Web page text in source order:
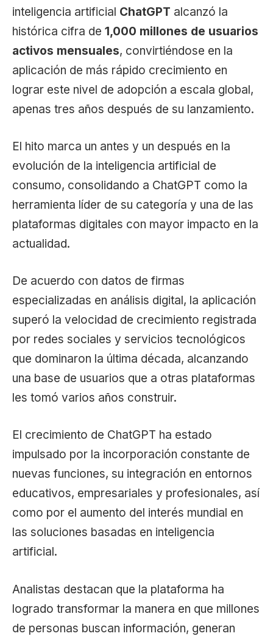
inteligencia artificial ChatGPT alcanzó la
histórica cifra de 1,000 millones de usuarios
activos mensuales, convirtiéndose en la
aplicación de más rápido crecimiento en
lograr este nivel de adopción a escala global,
apenas tres años después de su lanzamiento.
El hito marca un antes y un después en la
evolución de la inteligencia artificial de
consumo, consolidando a ChatGPT como la
herramienta líder de su categoría y una de las
plataformas digitales con mayor impacto en la
actualidad.
De acuerdo con datos de firmas
especializadas en análisis digital, la aplicación
superó la velocidad de crecimiento registrada
por redes sociales y servicios tecnológicos
que dominaron la última década, alcanzando
una base de usuarios que a otras plataformas
les tomó varios años construir.
El crecimiento de ChatGPT ha estado
impulsado por la incorporación constante de
nuevas funciones, su integración en entornos
educativos, empresariales y profesionales, así
como por el aumento del interés mundial en
las soluciones basadas en inteligencia
artificial.
Analistas destacan que la plataforma ha
logrado transformar la manera en que millones
de personas buscan información, generan